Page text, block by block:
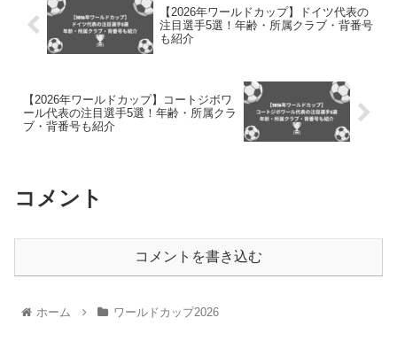
【2026年ワールドカップ】ドイツ代表の
注目選手5選！年齢・所属クラブ・背番号
も紹介
【2026年ワールドカップ】コートジボワ
ール代表の注目選手5選！年齢・所属クラ
ブ・背番号も紹介
コメント
コメントを書き込む
ホーム ワールドカップ2026